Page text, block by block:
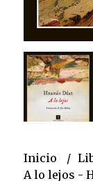
Inicio
A lo lejos -